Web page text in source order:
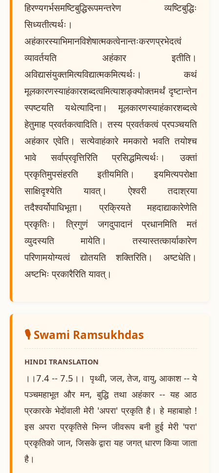
हिरण्यगर्भसमष्टिबुद्धिरूपमन्तरेण व्यष्टिबुद्धिः
सिध्यतीत्यर्थः।
अहंकारस्याभिमानविशेषात्मकत्वेनान्तःकरणप्रभेदत्वं
व्यावर्तयति अहंकार इतीति।
अविद्यासंयुक्तमित्यविद्यात्मकमित्यर्थः। कथं
मूलकारणस्याहंकारशब्दत्वमित्याशङ्क्योक्तमर्थं दृष्टान्तेन
स्पष्टयति यथेत्यादिना। मूलकारणस्याहंकारशब्दत्वे
हेतुमाह प्रवर्तकत्वादिति। तस्य प्रवर्तकत्वं प्रपञ्चयति
अहंकार एवेति। सत्येवाहंकारे ममकारो भवति तयोश्च
भावे सर्वाप्रवृत्तिरिति प्रसिद्धमित्यर्थः। उक्तां
प्रकृतिमुपसंहरति इतीयमिति। इयमित्यपरोक्षा
साक्षिदृश्येति यावत्। ऐश्वरी तदाश्रया
तदैश्वर्योपाधिभूता। प्रक्रियते महदाद्याकारेणेति
प्रकृतिः। त्रिगुणं जगदुपादानं प्रधानमिति मतं
व्युदस्यति मायेति। तस्यास्तत्कार्याकारेण
परिणामयोग्यत्वं द्योतयति शक्तिरिति। अष्टधेति।
अष्टभिः प्रकारैरिति यावत्।
🎙️ Swami Ramsukhdas
HINDI TRANSLATION
।।7.4 -- 7.5।। पृथ्वी, जल, तेज, वायु, आकाश -- ये
पञ्चमहाभूत और मन, बुद्धि तथा अहंकार -- यह आठ
प्रकारके भेदोंवाली मेरी 'अपरा' प्रकृति है। हे महाबाहो !
इस अपरा प्रकृतिसे भिन्न जीवरूप बनी हुई मेरी 'परा'
प्रकृतिको जान, जिसके द्वारा यह जगत् धारण किया जाता
है।